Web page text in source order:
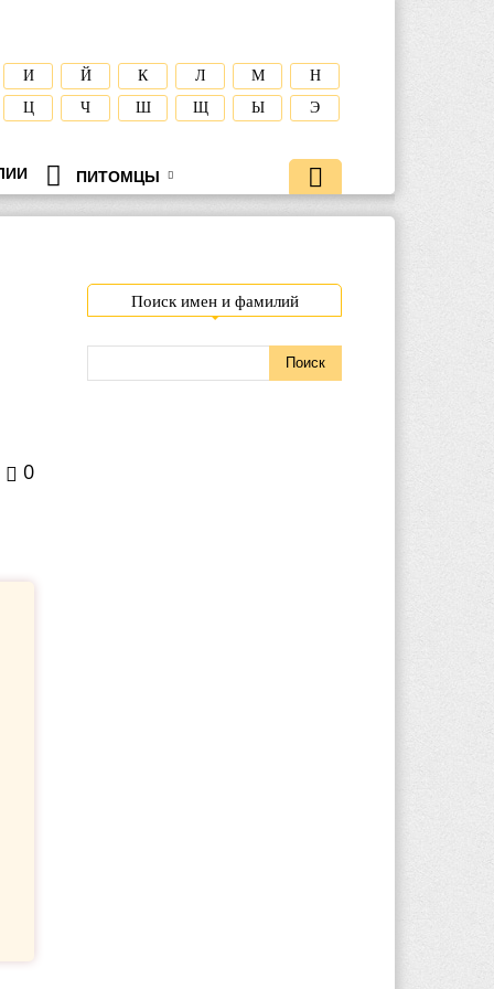
И Й К Л М
Н
Ц
Ч Ш Щ Ы Э
ПИТОМЦЫ
0
Поиск имен и фамилий